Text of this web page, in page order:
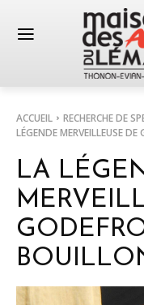
ACCUEIL RECHERCHE DE
LÉGENDE MERVEILLEUSE
LA